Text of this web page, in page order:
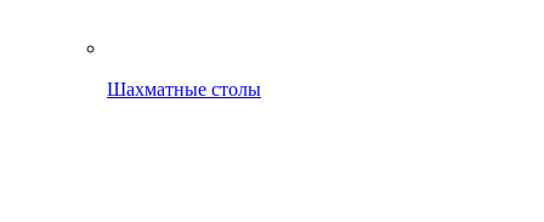
Шахматные столы